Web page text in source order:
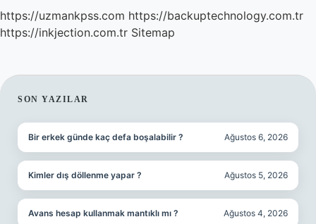
https://uzmankpss.com https://backuptechnology.com.tr
https://inkjection.com.tr Sitemap
SIDEBAR
SON YAZILAR
Bir erkek günde kaç defa boşalabilir ? Ağustos 6, 2026
Kimler dış döllenme yapar ? Ağustos 5, 2026
Avans hesap kullanmak mantıklı mı ? Ağustos 4, 2026